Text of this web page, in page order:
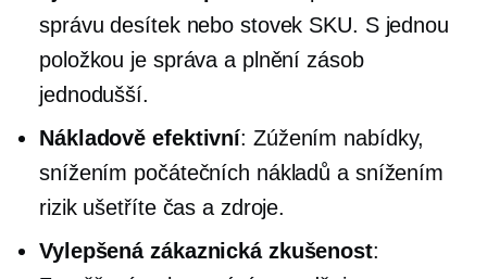
správu desítek nebo stovek SKU. S jednou
položkou je správa a plnění zásob
jednodušší.
Nákladově efektivní: Zúžením nabídky,
snížením počátečních nákladů a snížením
rizik ušetříte čas a zdroje.
Vylepšená zákaznická zkušenost: